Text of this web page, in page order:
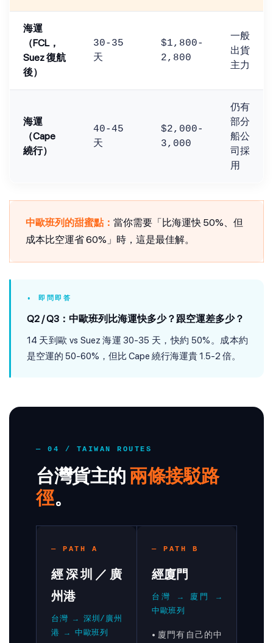
海運
（FCL，
Suez 復航
後）
30-35
天
$1,800-
2,800
一般
出貨
主力
海運
（Cape
繞行）
40-45
天
$2,000-
3,000
仍有
部分
船公
司採
用
中歐班列的甜蜜點： 當你需要「比海運快 50%、但
成本比空運省 60%」時，這是最佳解。
• 即問即答
Q2 / Q3：中歐班列比海運快多少？跟空運差多少？
14 天到歐 vs Suez 海運 30-35 天，快約 50%。成本約
是空運的 50-60%，但比 Cape 繞行海運貴 1.5-2 倍。
— 04 / TAIWAN ROUTES
台灣貨主的兩條接駁路
徑。
— PATH A
經深圳／廣
州港
台灣 → 深圳/廣州
港 → 中歐班列
— PATH B
經廈門
台灣 → 廈門 →
中歐班列
• 廈門有自己的中